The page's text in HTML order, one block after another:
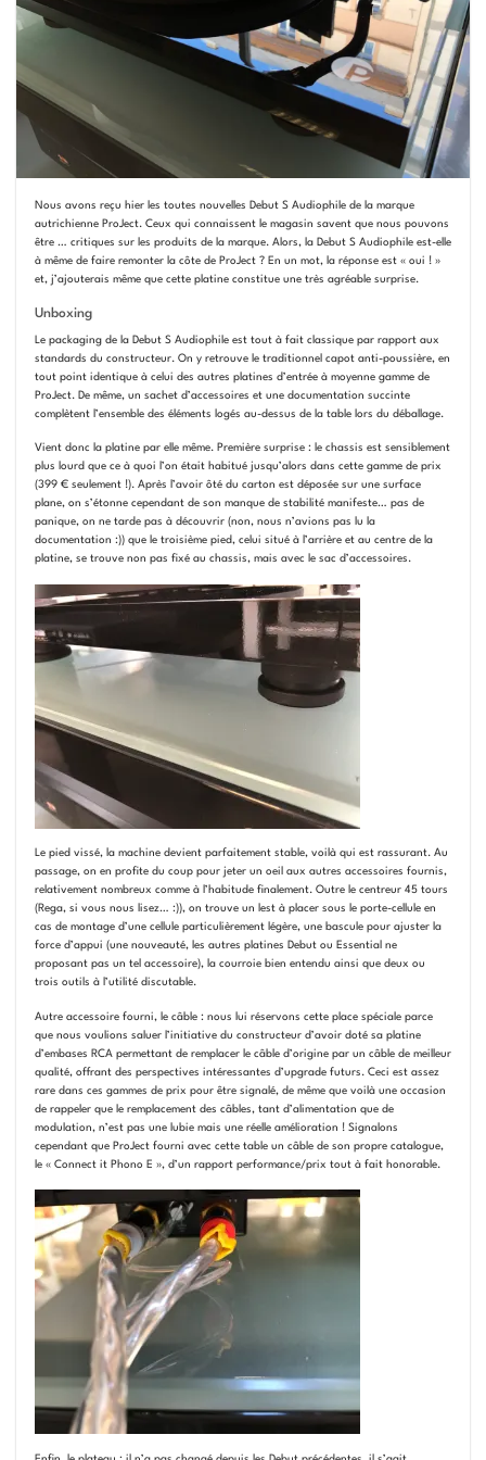
Nous avons reçu hier les toutes nouvelles Debut S Audiophile de la marque
autrichienne ProJect. Ceux qui connaissent le magasin savent que nous pouvons
être … critiques sur les produits de la marque. Alors, la Debut S Audiophile est-elle
à même de faire remonter la côte de ProJect ? En un mot, la réponse est « oui ! »
et, j’ajouterais même que cette platine constitue une très agréable surprise.
Unboxing
Le packaging de la Debut S Audiophile est tout à fait classique par rapport aux
standards du constructeur. On y retrouve le traditionnel capot anti-poussière, en
tout point identique à celui des autres platines d’entrée à moyenne gamme de
ProJect. De même, un sachet d’accessoires et une documentation succinte
complètent l’ensemble des éléments logés au-dessus de la table lors du déballage.
Vient donc la platine par elle même. Première surprise : le chassis est sensiblement
plus lourd que ce à quoi l’on était habitué jusqu’alors dans cette gamme de prix
(399 € seulement !). Après l’avoir ôté du carton est déposée sur une surface
plane, on s’étonne cependant de son manque de stabilité manifeste… pas de
panique, on ne tarde pas à découvrir (non, nous n’avions pas lu la
documentation :)) que le troisième pied, celui situé à l’arrière et au centre de la
platine, se trouve non pas fixé au chassis, mais avec le sac d’accessoires.
Le pied vissé, la machine devient parfaitement stable, voilà qui est rassurant. Au
passage, on en profite du coup pour jeter un oeil aux autres accessoires fournis,
relativement nombreux comme à l’habitude finalement. Outre le centreur 45 tours
(Rega, si vous nous lisez… :)), on trouve un lest à placer sous le porte-cellule en
cas de montage d’une cellule particulièrement légère, une bascule pour ajuster la
force d’appui (une nouveauté, les autres platines Debut ou Essential ne
proposant pas un tel accessoire), la courroie bien entendu ainsi que deux ou
trois outils à l’utilité discutable.
Autre accessoire fourni, le câble : nous lui réservons cette place spéciale parce
que nous voulions saluer l’initiative du constructeur d’avoir doté sa platine
d’embases RCA permettant de remplacer le câble d’origine par un câble de meilleur
qualité, offrant des perspectives intéressantes d’upgrade futurs. Ceci est assez
rare dans ces gammes de prix pour être signalé, de même que voilà une occasion
de rappeler que le remplacement des câbles, tant d’alimentation que de
modulation, n’est pas une lubie mais une réelle amélioration ! Signalons
cependant que ProJect fourni avec cette table un câble de son propre catalogue,
le « Connect it Phono E », d’un rapport performance/prix tout à fait honorable.